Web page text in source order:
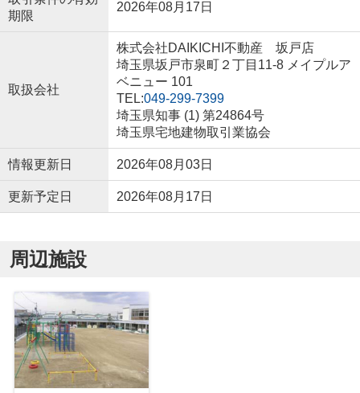
期限
2026年08月17日
取扱会社
株式会社DAIKICHI不動産 坂戸店
埼玉県坂戸市泉町２丁目11-8 メイプルア
ベニュー 101
TEL:049-299-7399
埼玉県知事 (1) 第24864号
埼玉県宅地建物取引業協会
情報更新日 2026年08月03日
更新予定日 2026年08月17日
周辺施設